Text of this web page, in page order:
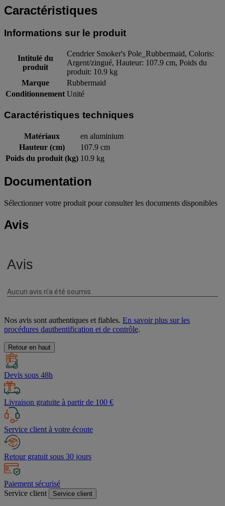
Caractéristiques
Informations sur le produit
Intitulé du
produit
Cendrier Smoker's Pole_Rubbermaid, Coloris:
Argent/zingué, Hauteur: 107.9 cm, Poids du
produit: 10.9 kg
Marque
Rubbermaid
Conditionnement Unité
Caractéristiques techniques
Matériaux
en aluminium
Hauteur (cm)
107.9 cm
Poids du produit (kg) 10.9 kg
Documentation
Sélectionner votre produit pour consulter les documents disponibles
Avis
Nos avis sont authentiques et fiables. En savoir plus sur les
procédures dauthentification et de contrôle.
Retour en haut
Devis sous 48h
Livraison gratuite à partir de 100 €
Service client à votre écoute
Retour gratuit sous 30 jours
Paiement sécurisé
Service client
Service client